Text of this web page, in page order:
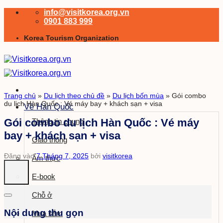
dung
info@visitkorea.org.vn
0901 883 999
Korea Tourism Organization
Về Hàn Quốc
Thông tin chung
Giao thông
Ẩm thực
E-book
Chỗ ở
Mua sắm
Trang chủ » Du lịch theo chủ đề » Du lịch bốn mùa » Gói combo
du lịch Hàn Quốc : Vé máy bay + khách sạn + visa
Gói combo du lịch Hàn Quốc : Vé máy
bay + khách sạn + visa
Đăng vào7 Tháng 7, 2025 bởi visitkorea
Nội dung thu gọn